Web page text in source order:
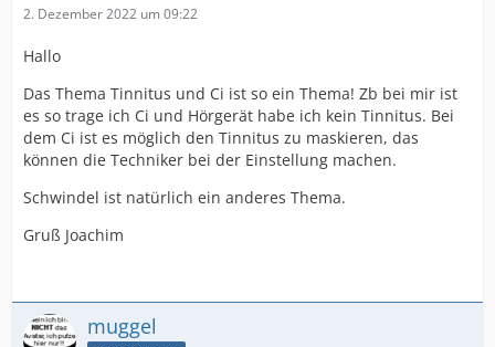
2. Dezember 2022 um 09:22
Hallo
Das Thema Tinnitus und Ci ist so ein Thema! Zb bei mir ist
es so trage ich Ci und Hörgerät habe ich kein Tinnitus. Bei
dem Ci ist es möglich den Tinnitus zu maskieren, das
können die Techniker bei der Einstellung machen.
Schwindel ist natürlich ein anderes Thema.
Gruß Joachim
muggel